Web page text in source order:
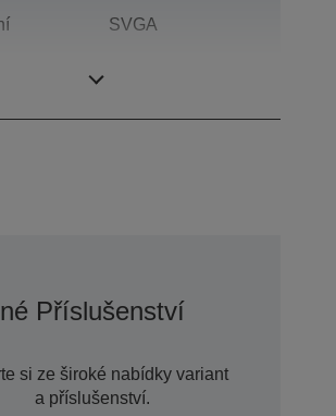
SVGA
Příslušenství
si ze široké nabídky variant
a příslušenství.